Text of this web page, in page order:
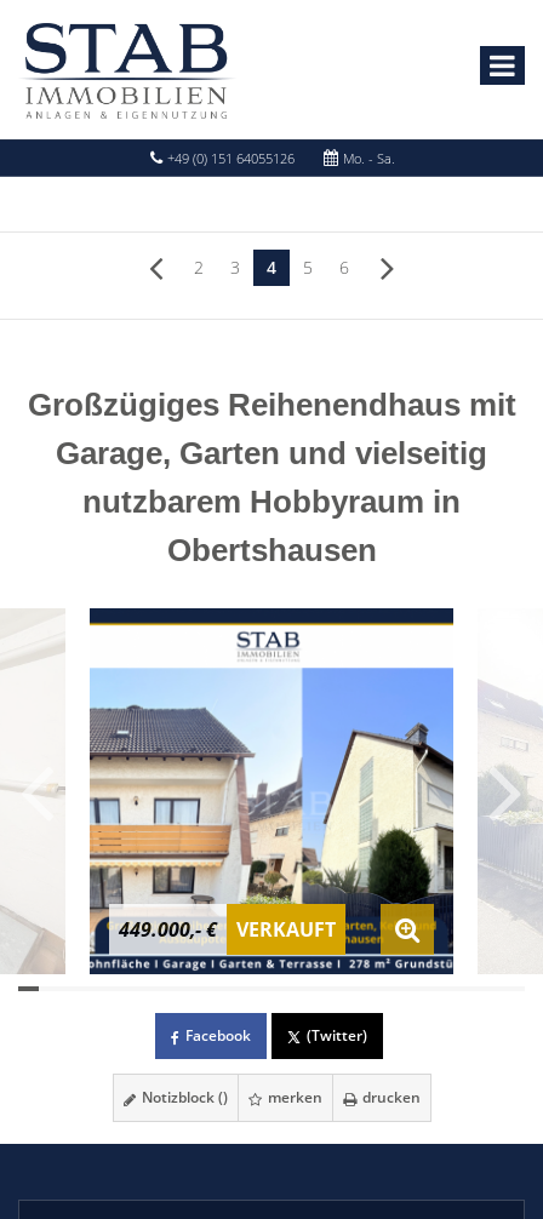
+49 (0) 151 64055126 Mo. - Sa.
2 3 4 5 6
Großzügiges Reihenendhaus mit
Garage, Garten und vielseitig
nutzbarem Hobbyraum in
Obertshausen
449.000,- € VERKAUFT
Facebook (Twitter)
Notizblock () merken drucken